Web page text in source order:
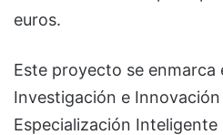
euros.
Este proyecto se enmarca
Investigación e Innovación
Especialización